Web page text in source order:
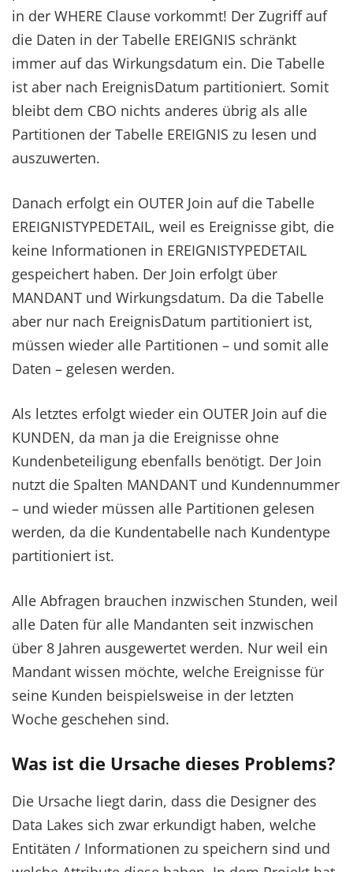
in der WHERE Clause vorkommt! Der Zugriff auf
die Daten in der Tabelle EREIGNIS schränkt
immer auf das Wirkungsdatum ein. Die Tabelle
ist aber nach EreignisDatum partitioniert. Somit
bleibt dem CBO nichts anderes übrig als alle
Partitionen der Tabelle EREIGNIS zu lesen und
auszuwerten.
Danach erfolgt ein OUTER Join auf die Tabelle
EREIGNISTYPEDETAIL, weil es Ereignisse gibt, die
keine Informationen in EREIGNISTYPEDETAIL
gespeichert haben. Der Join erfolgt über
MANDANT und Wirkungsdatum. Da die Tabelle
aber nur nach EreignisDatum partitioniert ist,
müssen wieder alle Partitionen – und somit alle
Daten – gelesen werden.
Als letztes erfolgt wieder ein OUTER Join auf die
KUNDEN, da man ja die Ereignisse ohne
Kundenbeteiligung ebenfalls benötigt. Der Join
nutzt die Spalten MANDANT und Kundennummer
– und wieder müssen alle Partitionen gelesen
werden, da die Kundentabelle nach Kundentype
partitioniert ist.
Alle Abfragen brauchen inzwischen Stunden, weil
alle Daten für alle Mandanten seit inzwischen
über 8 Jahren ausgewertet werden. Nur weil ein
Mandant wissen möchte, welche Ereignisse für
seine Kunden beispielsweise in der letzten
Woche geschehen sind.
Was ist die Ursache dieses Problems?
Die Ursache liegt darin, dass die Designer des
Data Lakes sich zwar erkundigt haben, welche
Entitäten / Informationen zu speichern sind und